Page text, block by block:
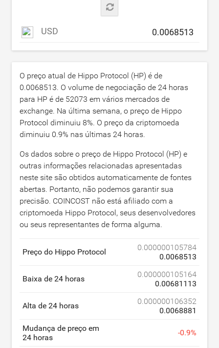
USD
O preço atual de Hippo Protocol (HP) é de
0.0068513. O volume de negociação de 24 horas
para HP é de 52073 em vários mercados de
exchange. Na última semana, o preço de Hippo
Protocol diminuiu 8%. O preço da criptomoeda
diminuiu 0.9% nas últimas 24 horas.
Os dados sobre o preço de Hippo Protocol (HP) e
outras informações relacionadas apresentadas
neste site são obtidos automaticamente de fontes
abertas. Portanto, não podemos garantir sua
precisão. COINCOST não está afiliado com a
criptomoeda Hippo Protocol, seus desenvolvedores
ou seus representantes de forma alguma.
Preço do Hippo Protocol
0.000000105784
0.0068513
Baixa de 24 horas
0.000000105164
0.00681113
Alta de 24 horas
0.000000106352
0.0068881
Mudança de preço em
24 horas
-0.9%